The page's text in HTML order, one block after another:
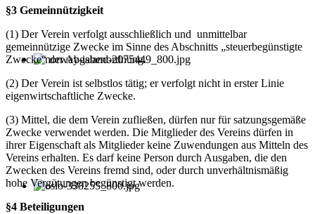
§3 Gemeinnützigkeit
(1) Der Verein verfolgt ausschließlich und unmittelbar
gemeinnützige Zwecke im Sinne des Abschnitts „steuerbegünstigte
Zwecke“ der Abgabenordnung.
(2) Der Verein ist selbstlos tätig; er verfolgt nicht in erster Linie
eigenwirtschaftliche Zwecke.
(3) Mittel, die dem Verein zufließen, dürfen nur für satzungsgemäße
Zwecke verwendet werden. Die Mitglieder des Vereins dürfen in
ihrer Eigenschaft als Mitglieder keine Zuwendungen aus Mitteln des
Vereins erhalten. Es darf keine Person durch Ausgaben, die den
Zwecken des Vereins fremd sind, oder durch unverhältnismäßig
hohe Vergütungen begünstigt werden.
§4 Beteiligungen